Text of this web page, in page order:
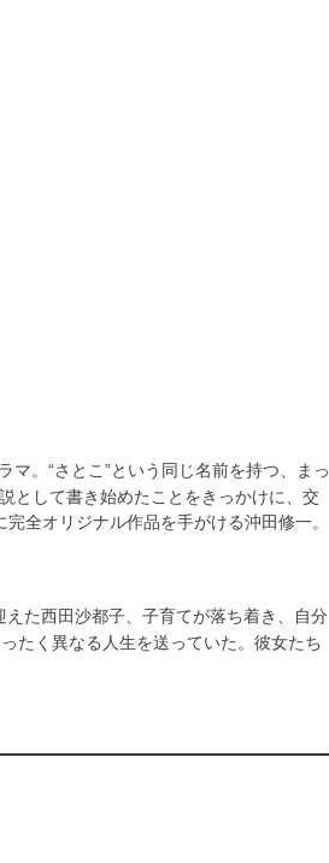
。“さとこ”という同じ名前を持つ、まっ
として書き始めたことをきっかけに、交
全オリジナル作品を手がける沖田修一。
た西田沙都子、子育てが落ち着き、自分
たく異なる人生を送っていた。彼女たち